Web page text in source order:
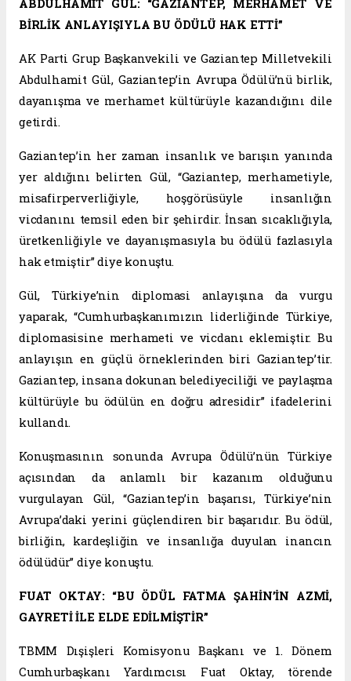
ABDÜLHAMİT GÜL: “GAZİANTEP, MERHAMET VE
BİRLİK ANLAYIŞIYLA BU ÖDÜLÜ HAK ETTİ”
AK Parti Grup Başkanvekili ve Gaziantep Milletvekili
Abdulhamit Gül, Gaziantep’in Avrupa Ödülü’nü birlik,
dayanışma ve merhamet kültürüyle kazandığını dile
getirdi.
Gaziantep’in her zaman insanlık ve barışın yanında
yer aldığını belirten Gül, “Gaziantep, merhametiyle,
misafirperverliğiyle, hoşgörüsüyle insanlığın
vicdanını temsil eden bir şehirdir. İnsan sıcaklığıyla,
üretkenliğiyle ve dayanışmasıyla bu ödülü fazlasıyla
hak etmiştir” diye konuştu.
Gül, Türkiye’nin diplomasi anlayışına da vurgu
yaparak, “Cumhurbaşkanımızın liderliğinde Türkiye,
diplomasisine merhameti ve vicdanı eklemiştir. Bu
anlayışın en güçlü örneklerinden biri Gaziantep’tir.
Gaziantep, insana dokunan belediyeciliği ve paylaşma
kültürüyle bu ödülün en doğru adresidir” ifadelerini
kullandı.
Konuşmasının sonunda Avrupa Ödülü’nün Türkiye
açısından da anlamlı bir kazanım olduğunu
vurgulayan Gül, “Gaziantep’in başarısı, Türkiye’nin
Avrupa’daki yerini güçlendiren bir başarıdır. Bu ödül,
birliğin, kardeşliğin ve insanlığa duyulan inancın
ödülüdür” diye konuştu.
FUAT OKTAY: “BU ÖDÜL FATMA ŞAHİN’İN AZMİ,
GAYRETİ İLE ELDE EDİLMİŞTİR”
TBMM Dışişleri Komisyonu Başkanı ve 1. Dönem
Cumhurbaşkanı Yardımcısı Fuat Oktay, törende